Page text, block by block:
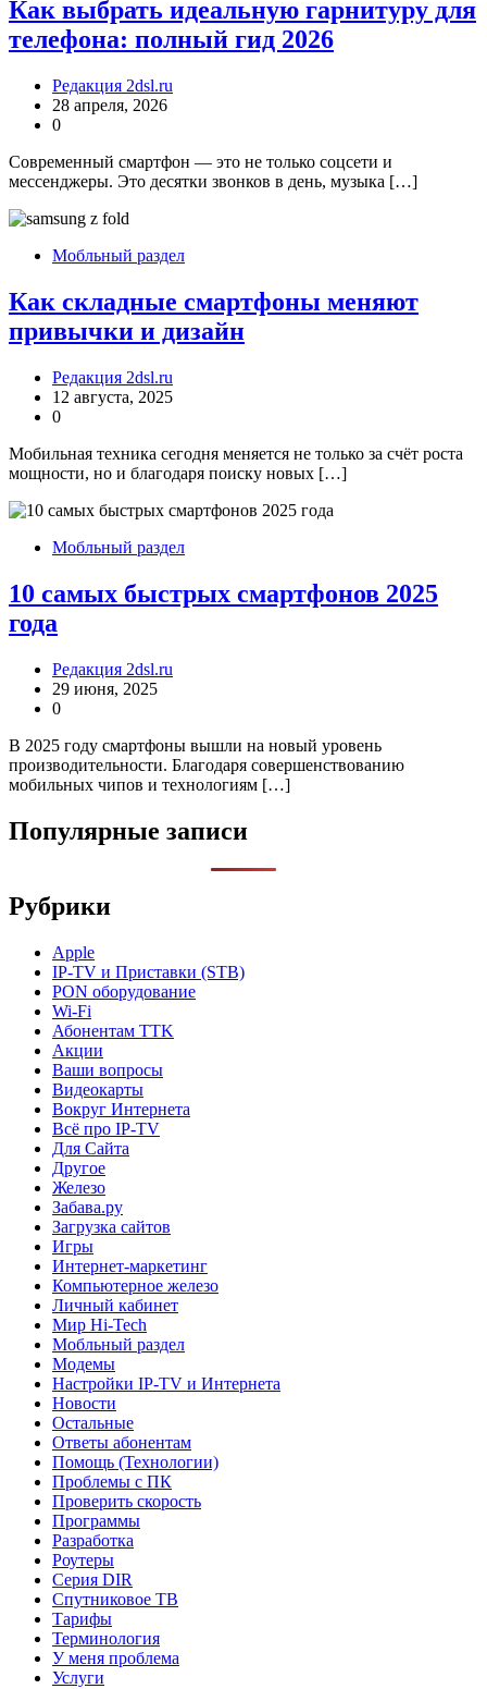
Как выбрать идеальную гарнитуру для
телефона: полный гид 2026
Редакция 2dsl.ru
28 апреля, 2026
0
Современный смартфон — это не только соцсети и
мессенджеры. Это десятки звонков в день, музыка […]
Мобльный раздел
Как складные смартфоны меняют
привычки и дизайн
Редакция 2dsl.ru
12 августа, 2025
0
Мобильная техника сегодня меняется не только за счёт роста
мощности, но и благодаря поиску новых […]
Мобльный раздел
10 самых быстрых смартфонов 2025
года
Редакция 2dsl.ru
29 июня, 2025
0
В 2025 году смартфоны вышли на новый уровень
производительности. Благодаря совершенствованию
мобильных чипов и технологиям […]
Популярные записи
Рубрики
Apple
IP-TV и Приставки (STB)
PON оборудование
Wi-Fi
Абонентам TTK
Акции
Ваши вопросы
Видеокарты
Вокруг Интернета
Всё про IP-TV
Для Сайта
Другое
Железо
Забава.ру
Загрузка сайтов
Игры
Интернет-маркетинг
Компьютерное железо
Личный кабинет
Мир Hi-Tech
Мобльный раздел
Модемы
Настройки IP-TV и Интернета
Новости
Остальные
Ответы абонентам
Помощь (Технологии)
Проблемы с ПК
Проверить скорость
Программы
Разработка
Роутеры
Серия DIR
Спутниковое ТВ
Тарифы
Терминология
У меня проблема
Услуги